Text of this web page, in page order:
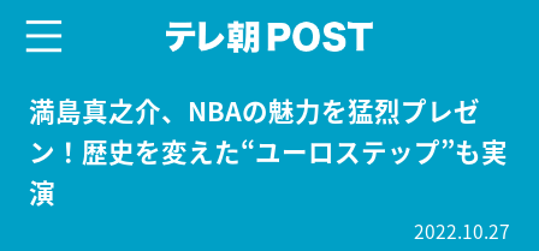
満島真之介、NBAの魅力を猛烈プレゼ
ン！歴史を変えた“ユーロステップ”も実
演
2022.10.27